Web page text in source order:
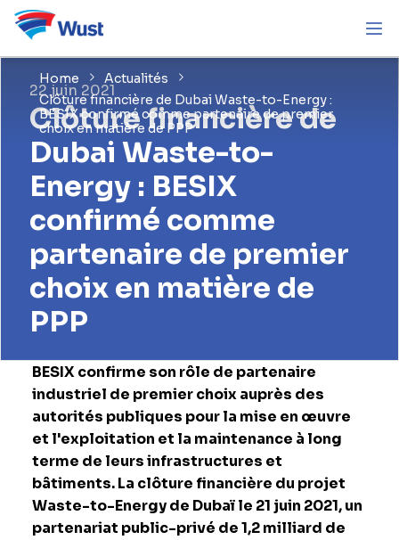
Home
Actualités
Clôture financière de Dubai Waste-to-Energy :
BESIX confirmé comme partenaire de premier
choix en matière de PPP
22 juin 2021
Clôture financière de
Dubai Waste-to-
Energy : BESIX
confirmé comme
partenaire de premier
choix en matière de
PPP
BESIX confirme son rôle de partenaire
industriel de premier choix auprès des
autorités publiques pour la mise en œuvre
et l'exploitation et la maintenance à long
terme de leurs infrastructures et
bâtiments. La clôture financière du projet
Waste-to-Energy de Dubaï le 21 juin 2021, un
partenariat public-privé de 1,2 milliard de